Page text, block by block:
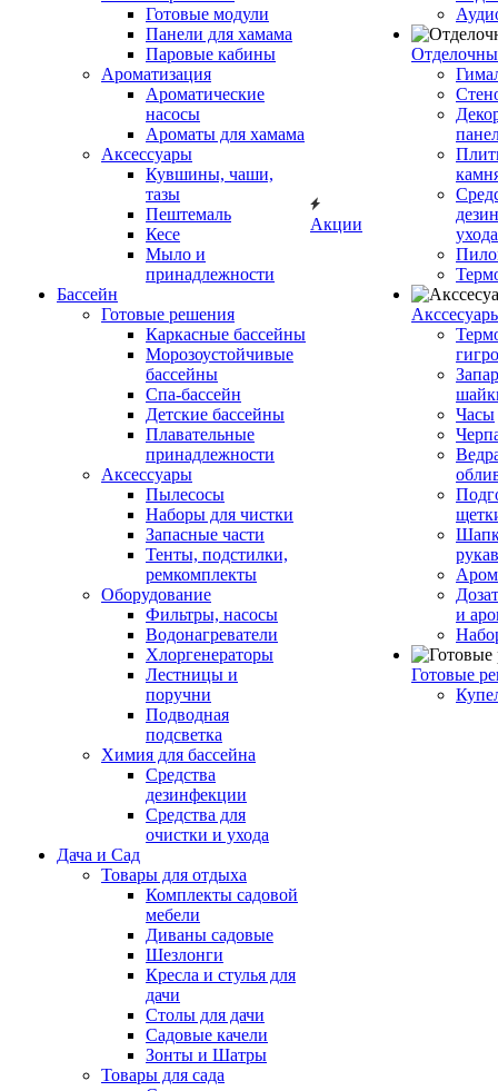
Готовые модули
Панели для хамама
Паровые кабины
Ароматизация
Ароматические
насосы
Ароматы для хамама
Аксессуары
Кувшины, чаши,
тазы
Пештемаль
Кесе
Мыло и
принадлежности
Бассейн
Готовые решения
Каркасные бассейны
Морозоустойчивые
бассейны
Спа-бассейн
Детские бассейны
Плавательные
принадлежности
Аксессуары
Пылесосы
Наборы для чистки
Запасные части
Тенты, подстилки,
ремкомплекты
Оборудование
Фильтры, насосы
Водонагреватели
Хлоргенераторы
Лестницы и
поручни
Подводная
подсветка
Химия для бассейна
Средства
дезинфекции
Средства для
очистки и ухода
Дача и Сад
Товары для отдыха
Комплекты садовой
мебели
Диваны садовые
Шезлонги
Кресла и стулья для
дачи
Столы для дачи
Садовые качели
Зонты и Шатры
Товары для сада
Акции
ухода
Часы
и
Готовые